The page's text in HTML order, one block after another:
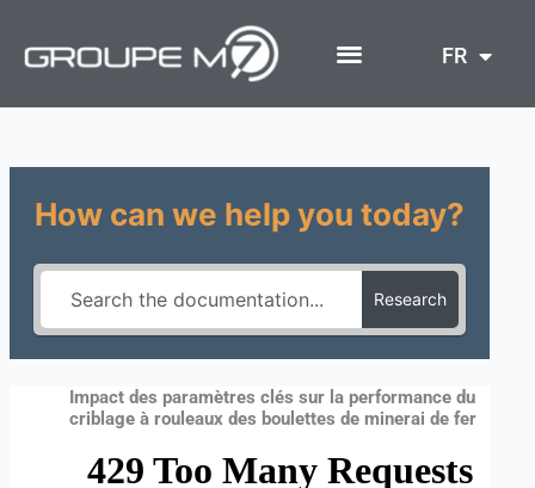
contenu
FR
How can we help you today?
Research
Impact des paramètres clés sur la performance du
criblage à rouleaux des boulettes de minerai de fer